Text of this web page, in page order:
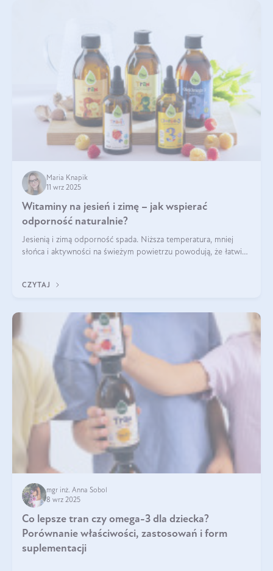
Maria Knapik
11 wrz 2025
Witaminy na jesień i zimę – jak wspierać
odporność naturalnie?
Jesienią i zimą odporność spada. Niższa temperatura, mniej
słońca i aktywności na świeżym powietrzu powodują, że łatwiej
suplementować jesienią i zimą?
CZYTAJ
mgr inż. Anna Sobol
8 wrz 2025
Co lepsze tran czy omega-3 dla dziecka?
Porównanie właściwości, zastosowań i form
suplementacji